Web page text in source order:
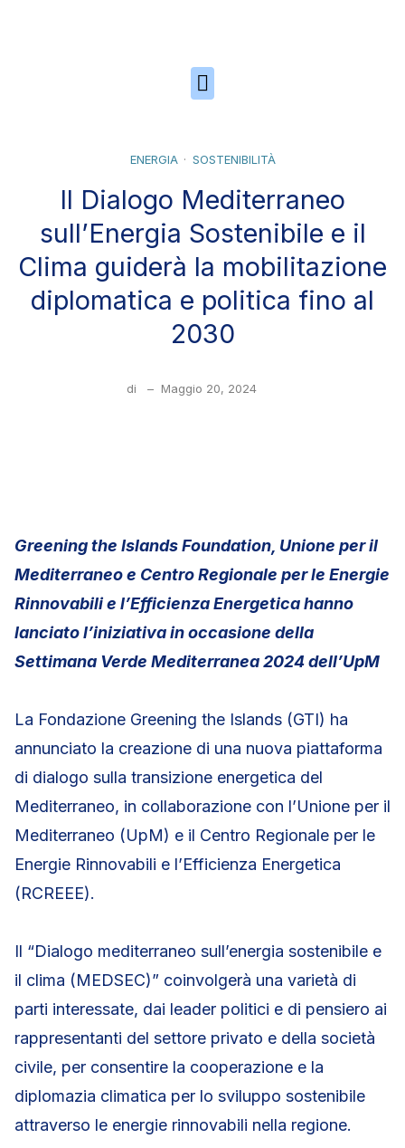
ENERGIA SOSTENIBILITÀ
Il Dialogo Mediterraneo
sull’Energia Sostenibile e il
Clima guiderà la mobilitazione
diplomatica e politica fino al
2030
di – Maggio 20, 2024
Greening the Islands Foundation, Unione per il
Mediterraneo e Centro Regionale per le Energie
Rinnovabili e l’Efficienza Energetica hanno
lanciato l’iniziativa in occasione della
Settimana Verde Mediterranea 2024 dell’UpM
La Fondazione Greening the Islands (GTI) ha
annunciato la creazione di una nuova piattaforma
di dialogo sulla transizione energetica del
Mediterraneo, in collaborazione con l’Unione per il
Mediterraneo (UpM) e il Centro Regionale per le
Energie Rinnovabili e l’Efficienza Energetica
(RCREEE).
Il “Dialogo mediterraneo sull’energia sostenibile e
il clima (MEDSEC)” coinvolgerà una varietà di
parti interessate, dai leader politici e di pensiero ai
rappresentanti del settore privato e della società
civile, per consentire la cooperazione e la
diplomazia climatica per lo sviluppo sostenibile
attraverso le energie rinnovabili nella regione.